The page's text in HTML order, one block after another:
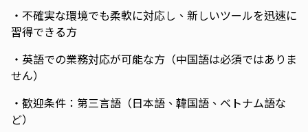
・不確実な環境でも柔軟に対応し、新しいツールを迅速に
習得できる方
・英語での業務対応が可能な方（中国語は必須ではありま
せん）
・歓迎条件：第三言語（日本語、韓国語、ベトナム語な
ど）